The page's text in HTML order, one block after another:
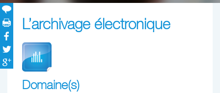
L’archivage électronique
Domaine(s)